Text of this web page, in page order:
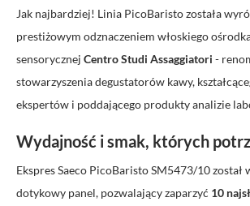
Jak najbardziej! Linia PicoBaristo została
prestiżowym odznaczeniem włoskiego
sensorycznej Centro Studi Assaggiatori -
stowarzyszenia degustatorów kawy,
ekspertów i poddającego produkty analizie
Wydajność i smak, których
Ekspres Saeco PicoBaristo SM5473/10 został
dotykowy panel, pozwalający zaparzyć 10